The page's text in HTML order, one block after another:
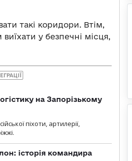
такі коридори. Втім,
у безпечні місця,
на Запорізькому
піхоти, артилерії,
історія командира